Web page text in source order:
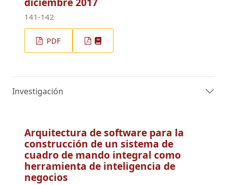
141-142
PDF
Investigación
Arquitectura de software para la
construcción de un sistema de
cuadro de mando integral como
herramienta de inteligencia de
negocios